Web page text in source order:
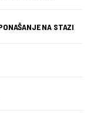
NA STAZI